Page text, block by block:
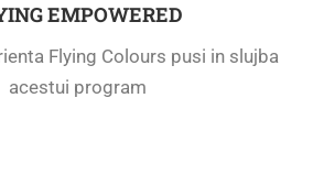
EMPOWERED
Flying Colours pusi in slujba
acestui program